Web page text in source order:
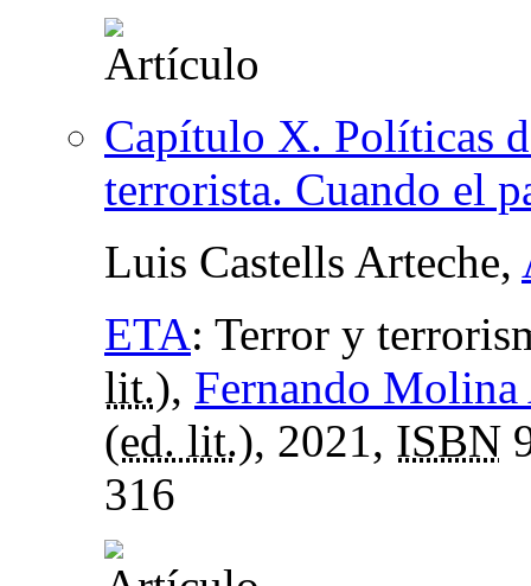
Capítulo X. Políticas
terrorista. Cuando el
Luis Castells Arteche,
ETA: Terror y
lit.), Fernando
(ed. lit.), 2021, ISBN
316